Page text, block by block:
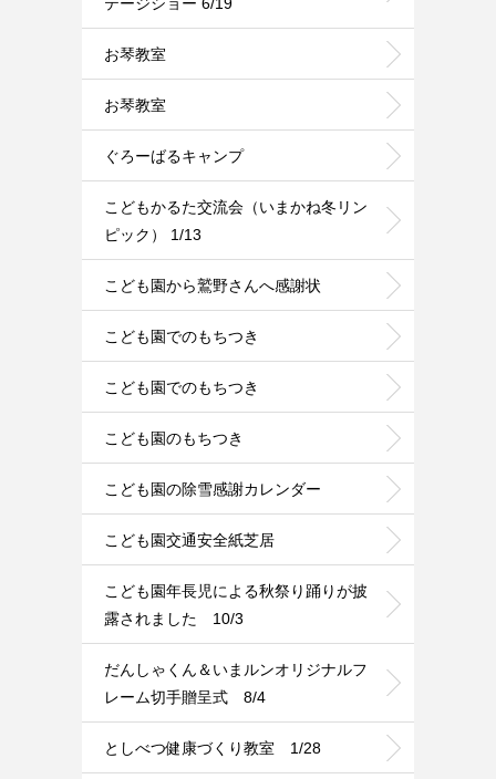
お琴教室
お琴教室
ぐろーばるキャンプ
こどもかるた交流会（いまかね冬リン
ピック） 1/13
こども園から鷲野さんへ感謝状
こども園でのもちつき
こども園でのもちつき
こども園のもちつき
こども園の除雪感謝カレンダー
こども園交通安全紙芝居
こども園年長児による秋祭り踊りが披
露されました 10/3
だんしゃくん＆いまルンオリジナルフ
レーム切手贈呈式 8/4
としべつ健康づくり教室 1/28